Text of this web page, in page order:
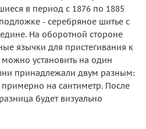
в период с 1876 по 1885
- серебряное шитье с
На оборотной стороне
язычки для пристегивания к
установить на один
принадлежали двум разным:
на сантиметр. После
будет визуально